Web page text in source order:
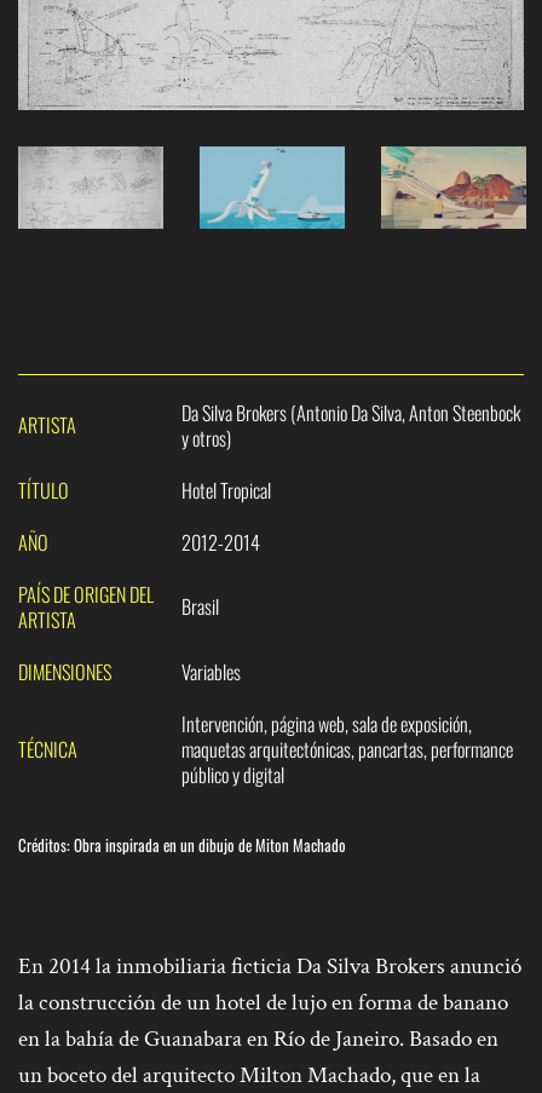
ARTISTA
Da Silva Brokers (Antonio Da Silva, Anton Steenbock
y otros)
TÍTULO
Hotel Tropical
AÑO
2012-2014
PAÍS DE ORIGEN DEL
ARTISTA
Brasil
DIMENSIONES Variables
TÉCNICA
Intervención, página web, sala de exposición,
maquetas arquitectónicas, pancartas, performance
público y digital
Créditos: Obra inspirada en un dibujo de Miton Machado
En 2014 la inmobiliaria ficticia Da Silva Brokers anunció
la construcción de un hotel de lujo en forma de banano
en la bahía de Guanabara en Río de Janeiro. Basado en
un boceto del arquitecto Milton Machado, que en la